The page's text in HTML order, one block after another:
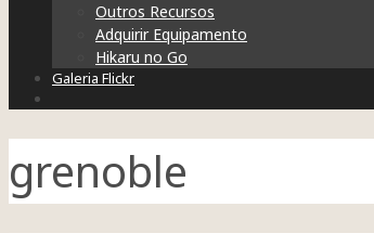
Outros Recursos
Adquirir Equipamento
Hikaru no Go
Galeria Flickr
grenoble